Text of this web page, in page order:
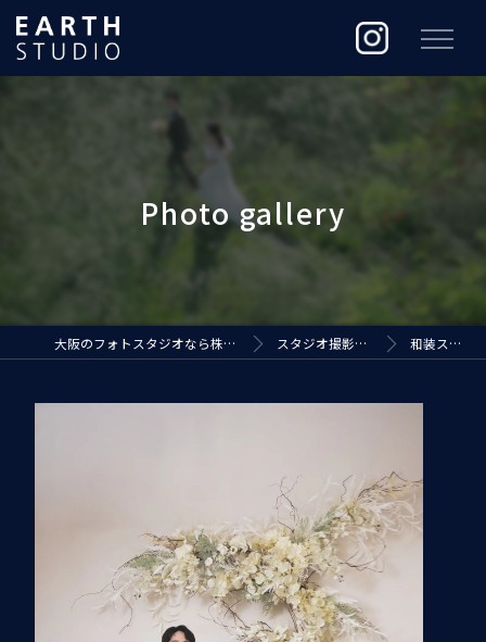
大阪のフォトスタジオなら株式会社ジ・アースプロダクション スタジオ撮影（EARTH STUDIO） 和装スタジオ撮影